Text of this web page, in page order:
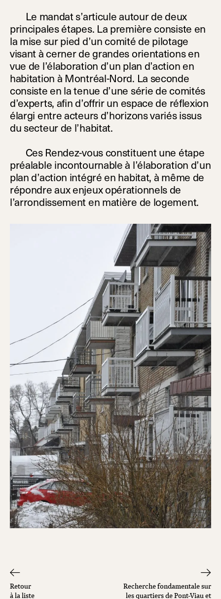
Le mandat s’articule autour de deux
principales étapes. La première consiste en
la mise sur pied d’un comité de pilotage
visant à cerner de grandes orientations en
vue de l’élaboration d’un plan d’action en
habitation à Montréal-Nord. La seconde
consiste en la tenue d’une série de comités
d’experts, afin d’offrir un espace de réflexion
élargi entre acteurs d’horizons variés issus
du secteur de l’habitat.
Ces Rendez-vous constituent une étape
préalable incontournable à l’élaboration d’un
plan d’action intégré en habitat, à même de
répondre aux enjeux opérationnels de
l’arrondissement en matière de logement.
Retour
à la liste
Recherche fondamentale sur
les quartiers de Pont-Viau et